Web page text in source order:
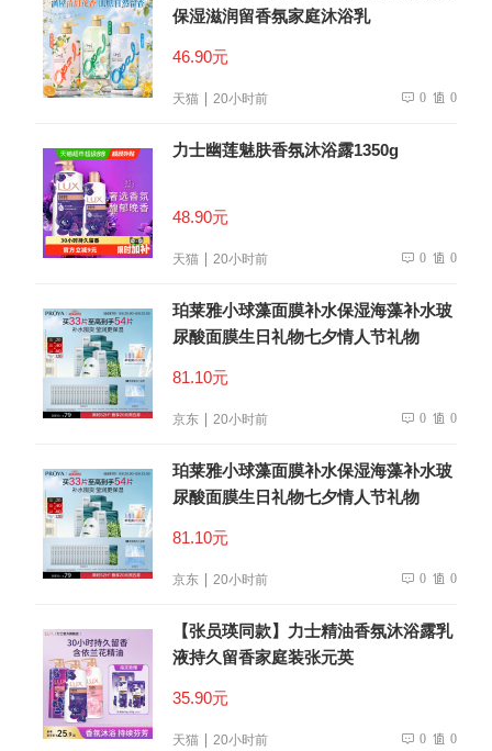
保湿滋润留香氛家庭沐浴乳
46.90元
天猫 20小时前 0 0
力士幽莲魅肤香氛沐浴露1350g
48.90元
天猫 20小时前 0 0
珀莱雅小球藻面膜补水保湿海藻补水玻
尿酸面膜生日礼物七夕情人节礼物
81.10元
京东 20小时前 0 0
珀莱雅小球藻面膜补水保湿海藻补水玻
尿酸面膜生日礼物七夕情人节礼物
81.10元
京东 20小时前 0 0
【张员瑛同款】力士精油香氛沐浴露乳
液持久留香家庭装张元英
35.90元
天猫 20小时前 0 0